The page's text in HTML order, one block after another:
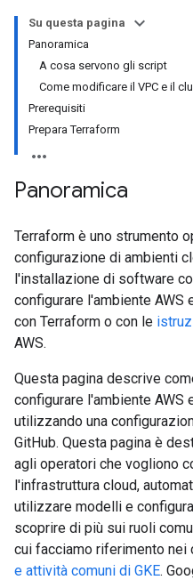
Su questa pagina
Panoramica
A cosa servono gli script
Come modificare il VPC e il
Prerequisiti
Prepara Terraform
Panoramica
Terraform è uno strumento
configurazione di ambienti
l'installazione di software
configurare l'ambiente AWS
con Terraform o con le
AWS.
Questa pagina descrive
configurare l'ambiente AWS
utilizzando una
GitHub. Questa pagina è
agli operatori che vogliono
l'infrastruttura cloud,
utilizzare modelli e
scoprire di più sui ruoli
cui facciamo riferimento nei
e attività comuni di GKE.